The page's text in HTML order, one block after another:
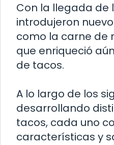
Con la llegada de
introdujeron
como la carne de
que enriqueció
de tacos.
A lo largo de los
desarrollando
tacos, cada uno
características y